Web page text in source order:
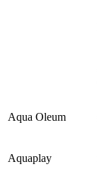
Aqua Oleum
Aquaplay